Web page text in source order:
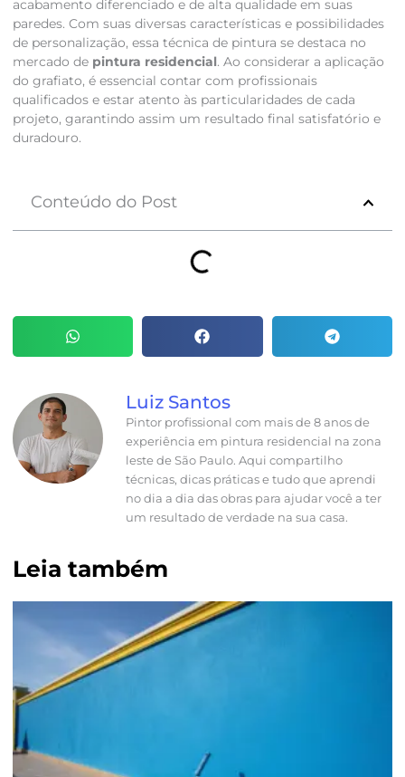
acabamento diferenciado e de alta qualidade em suas
paredes. Com suas diversas características e possibilidades
de personalização, essa técnica de pintura se destaca no
mercado de pintura residencial. Ao considerar a aplicação
do grafiato, é essencial contar com profissionais
qualificados e estar atento às particularidades de cada
projeto, garantindo assim um resultado final satisfatório e
duradouro.
Conteúdo do Post
Luiz Santos
Pintor profissional com mais de 8 anos de
experiência em pintura residencial na zona
leste de São Paulo. Aqui compartilho
técnicas, dicas práticas e tudo que aprendi
no dia a dia das obras para ajudar você a ter
um resultado de verdade na sua casa.
Leia também